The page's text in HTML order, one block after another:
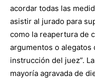
acordar todas las
asistir al jurado para
como la reapertura de
argumentos o alegatos
instrucción del juez”.
mayoría agravada de